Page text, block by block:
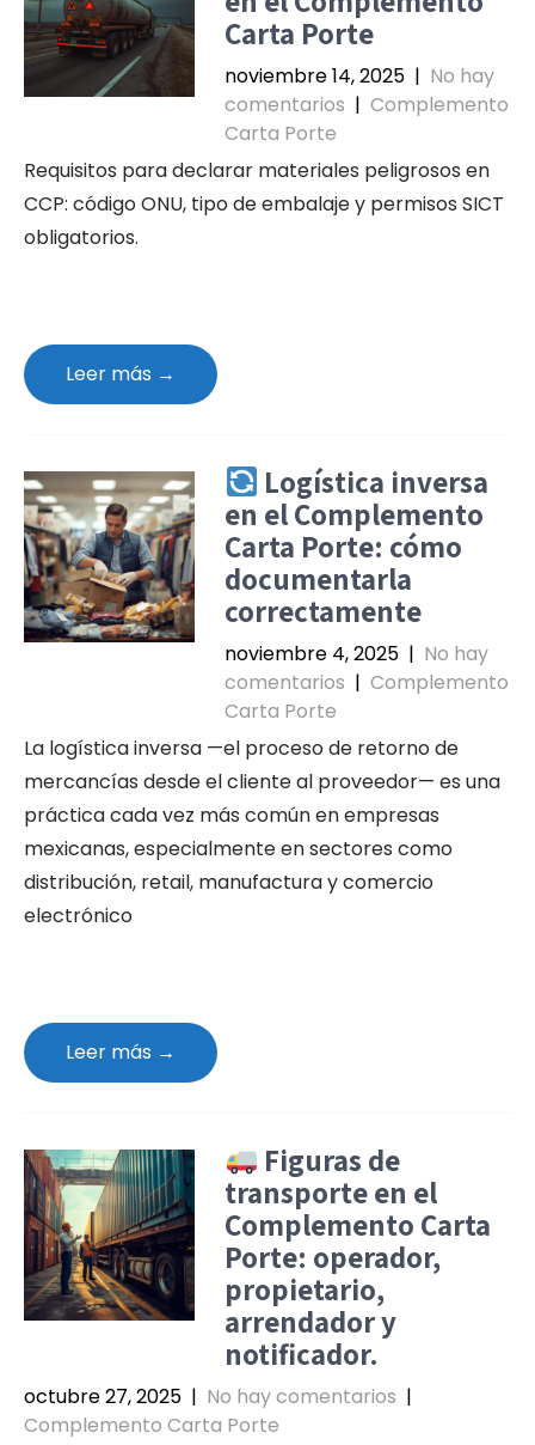
Carta Porte
noviembre 14, 2025 | No hay
comentarios | Complemento
Carta Porte
Requisitos para declarar materiales peligrosos en
CCP: código ONU, tipo de embalaje y permisos SICT
obligatorios.
Leer más →
Logística inversa
en el Complemento
Carta Porte: cómo
documentarla
correctamente
noviembre 4, 2025 | No hay
comentarios | Complemento
Carta Porte
La logística inversa —el proceso de retorno de
mercancías desde el cliente al proveedor— es una
práctica cada vez más común en empresas
mexicanas, especialmente en sectores como
distribución, retail, manufactura y comercio
electrónico
Leer más →
Figuras de
transporte en el
Complemento Carta
Porte: operador,
propietario,
arrendador y
notificador.
octubre 27, 2025 | No hay comentarios |
Complemento Carta Porte